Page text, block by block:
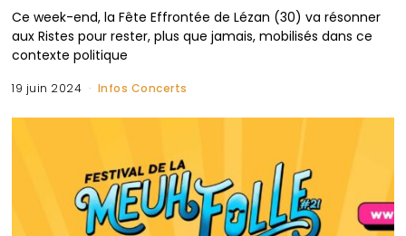
Ce week-end, la Fête Effrontée de Lézan (30) va résonner
aux Ristes pour rester, plus que jamais, mobilisés dans ce
contexte politique
19 juin 2024 Infos Concerts